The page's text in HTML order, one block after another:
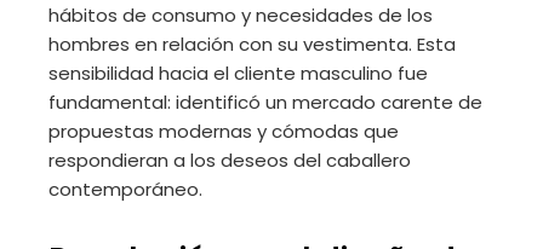
hábitos de consumo y necesidades de los
hombres en relación con su vestimenta. Esta
sensibilidad hacia el cliente masculino fue
fundamental: identificó un mercado carente de
propuestas modernas y cómodas que
respondieran a los deseos del caballero
contemporáneo.